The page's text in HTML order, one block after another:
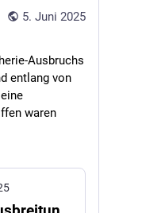
5. Juni 2025
Ausbruchs
entlang von
waren